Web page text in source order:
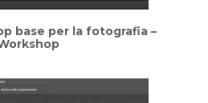
base per la fotografia –